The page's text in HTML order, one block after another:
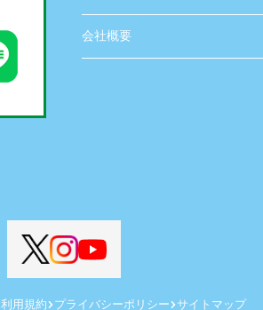
会社概要
利用規約 プライバシーポリシー サイトマップ